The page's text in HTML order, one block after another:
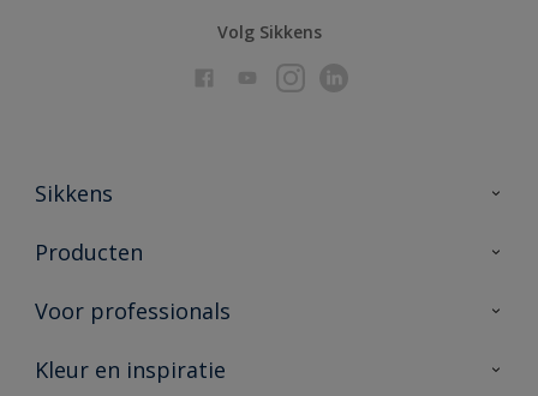
Volg Sikkens
Sikkens
Over Sikkens
Duurzaamheid
Producten
Producten voor binnen
Vind je verkooppunt
Voor professionals
Advies & service
Kleur en inspiratie